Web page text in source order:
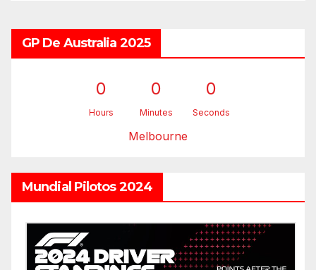
GP De Australia 2025
0
Hours
0
Minutes
0
Seconds
Melbourne
Mundial Pilotos 2024